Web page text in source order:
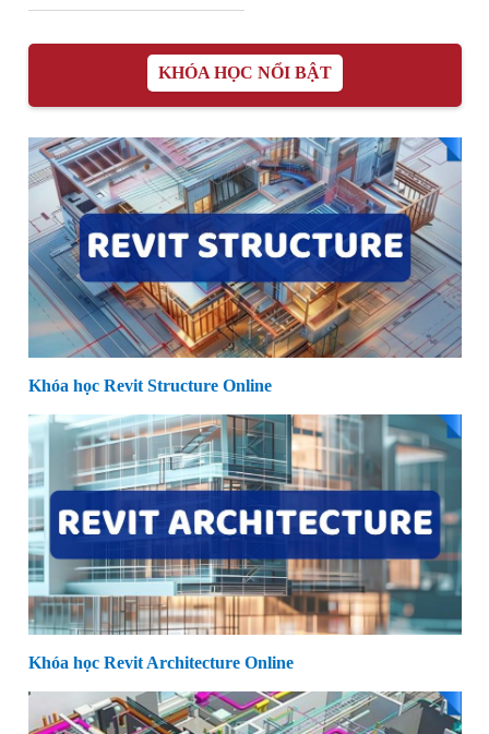
KHÓA HỌC NỔI BẬT
Khóa học Revit Structure Online
Khóa học Revit Architecture Online